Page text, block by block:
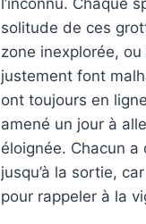
solitude de ces
zone inexplorée,
justement font
ont toujours en
amené un jour à
éloignée. Chacun
jusqu’à la sortie,
pour rappeler à la